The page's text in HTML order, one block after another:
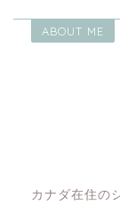
ABOUT ME
カナダ在住の